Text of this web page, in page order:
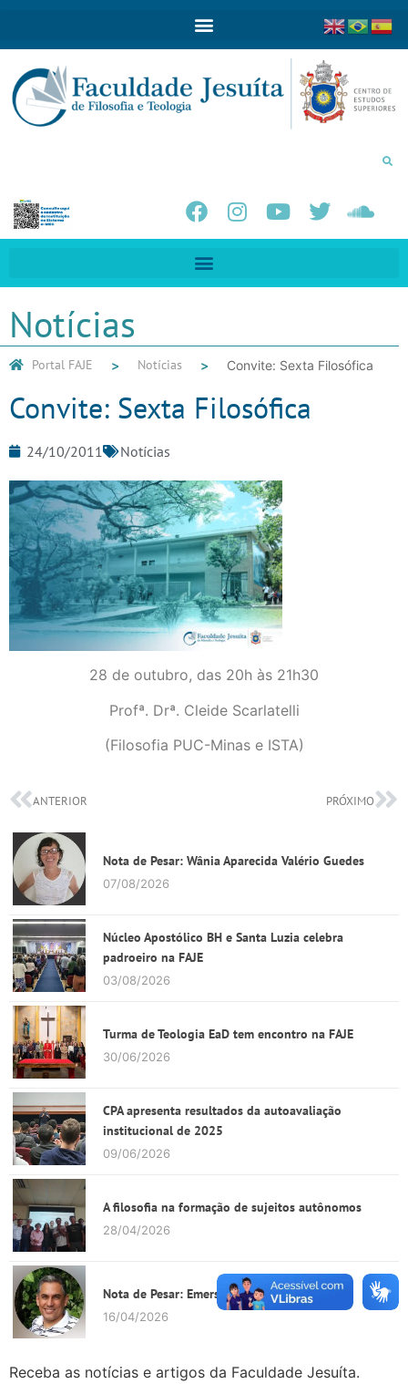
Notícias
Portal FAJE Notícias Convite: Sexta Filosófica
Convite: Sexta Filosófica
24/10/2011 Notícias
28 de outubro, das 20h às 21h30
Profª. Drª. Cleide Scarlatelli
(Filosofia PUC-Minas e ISTA)
ANTERIOR PRÓXIMO
Nota de Pesar: Wânia Aparecida Valério Guedes
07/08/2026
Núcleo Apostólico BH e Santa Luzia celebra
padroeiro na FAJE
03/08/2026
Turma de Teologia EaD tem encontro na FAJE
30/06/2026
CPA apresenta resultados da autoavaliação
institucional de 2025
09/06/2026
A filosofia na formação de sujeitos autônomos
28/04/2026
Nota de Pesar: Emerson Vitoriano Ribeiro
16/04/2026
Receba as notícias e artigos da Faculdade Jesuíta.